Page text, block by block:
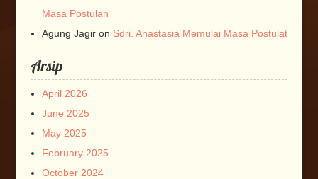
Masa Postulan
Agung Jagiron Sdri. Anastasia Memulai Masa Postulat
Arsip
April 2026
June 2025
May 2025
February 2025
October 2024